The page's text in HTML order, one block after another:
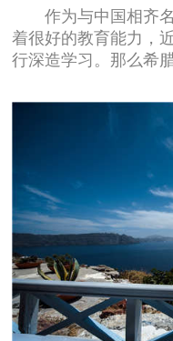
作为与中国相齐名
着很好的教育能力，
行深造学习。那么希